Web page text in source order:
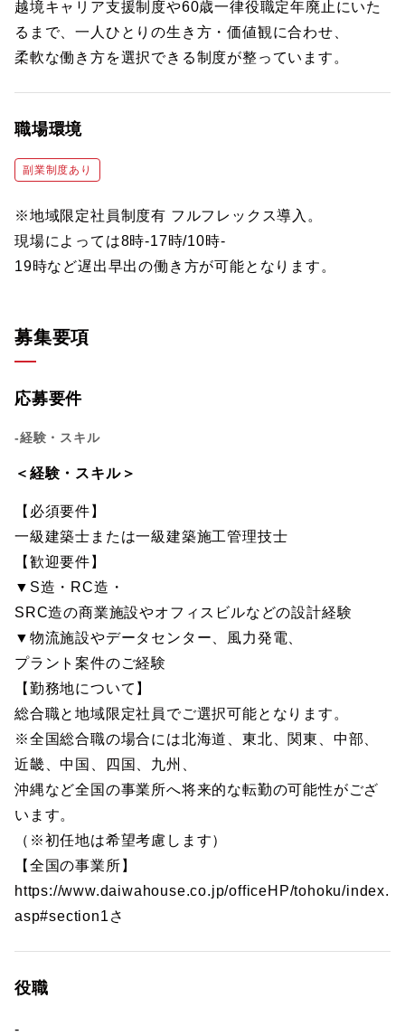
越境キャリア支援制度や60歳一律役職定年廃止にいた
るまで、一人ひとりの生き方・価値観に合わせ、
柔軟な働き方を選択できる制度が整っています。
職場環境
副業制度あり
※地域限定社員制度有 フルフレックス導入。
現場によっては8時‐17時/10時‐
19時など遅出早出の働き方が可能となります。
募集要項
応募要件
-経験・スキル
＜経験・スキル＞
【必須要件】
一級建築士または一級建築施工管理技士
【歓迎要件】
▼S造・RC造・
SRC造の商業施設やオフィスビルなどの設計経験
▼物流施設やデータセンター、風力発電、
プラント案件のご経験
【勤務地について】
総合職と地域限定社員でご選択可能となります。
※全国総合職の場合には北海道、東北、関東、中部、
近畿、中国、四国、九州、
沖縄など全国の事業所へ将来的な転勤の可能性がござ
います。
（※初任地は希望考慮します）
【全国の事業所】
https://www.daiwahouse.co.jp/officeHP/tohoku/index.
asp#section1さ
役職
-